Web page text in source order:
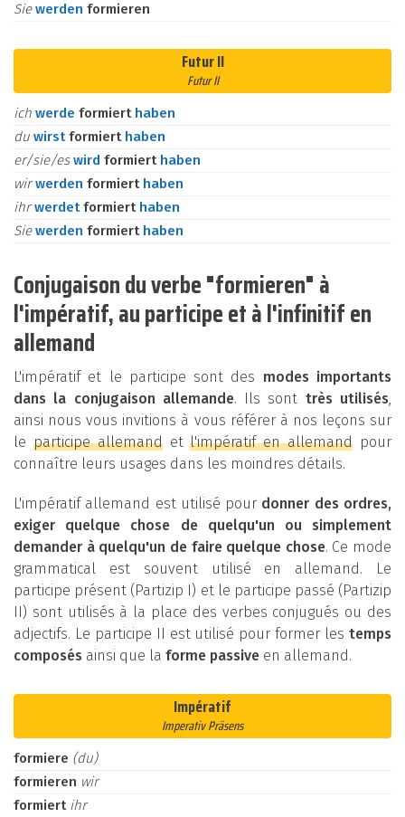
Siewerden formieren
Futur II
Futur II
ich werde formiert haben
du wirstformiert haben
er/sie/eswird formiert haben
wirwerden formiert haben
ihrwerdetformiert haben
Siewerden formiert haben
Conjugaison du verbe "formieren" à
l'impératif, au participe et à l'infinitif en
allemand
L'impératif et le participe sont des modes importants
dans la conjugaison allemande. Ils sont très utilisés,
ainsi nous vous invitions à vous référer à nos leçons sur
le participe allemandetl'impératif en allemand pour
connaître leurs usages dans les moindres détails.
L'impératif allemand est utilisé pour donner des ordres,
exiger quelque chose de quelqu'un ou simplement
demander à quelqu'un de faire quelque chose. Ce mode
grammatical est souvent utilisé en allemand. Le
participe présent (Partizip I) et le participe passé (Partizip
II) sont utilisés à la place des verbes conjugués ou des
adjectifs. Le participe II est utilisé pour former les temps
composés ainsi que la forme passive en allemand.
Impératif
Imperativ Präsens
formiere (du)
formieren wir
formiert ihr